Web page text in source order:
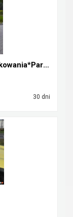
Mini 36tys*Klimatronik*Asystent parkowania*Parki p...
30 dni